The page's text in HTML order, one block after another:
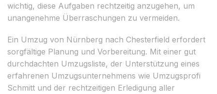
wichtig, diese Aufgaben rechtzeitig anzugehen, um
unangenehme Überraschungen zu vermeiden.
Ein Umzug von Nürnberg nach Chesterfield erfordert
sorgfältige Planung und Vorbereitung. Mit einer gut
durchdachten Umzugsliste, der Unterstützung eines
erfahrenen Umzugsunternehmens wie Umzugsprofi
Schmitt und der rechtzeitigen Erledigung aller